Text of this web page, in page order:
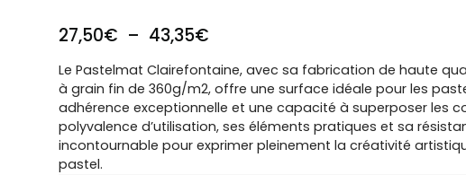
27,50€ – 43,35€
Le Pastelmat Clairefontaine, avec sa fabrication de haute
à grain fin de 360g/m2, offre une surface idéale pour les
adhérence exceptionnelle et une capacité à superposer les
polyvalence d’utilisation, ses éléments pratiques et sa
incontournable pour exprimer pleinement la créativité
pastel.